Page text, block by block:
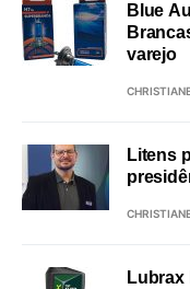
Blue
varejo
Litens
Lubrax